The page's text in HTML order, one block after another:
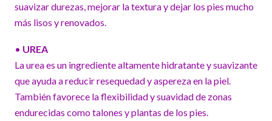
suavizar durezas, mejorar la textura y dejar los pies mucho
más lisos y renovados.
• UREA
La urea es un ingrediente altamente hidratante y suavizante
que ayuda a reducir resequedad y aspereza en la piel.
También favorece la flexibilidad y suavidad de zonas
endurecidas como talones y plantas de los pies.